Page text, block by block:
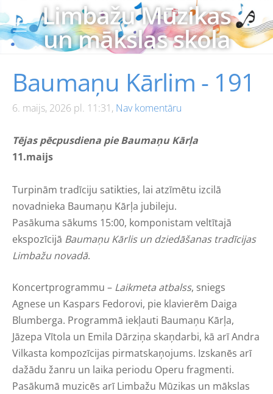
Limbažu Mūzikas
un mākslas skola
Baumaņu Kārlim - 191
6. maijs, 2026 pl. 11:31, Nav komentāru
Tējas pēcpusdiena pie Baumaņu Kārļa
11.maijs
Turpinām tradīciju satikties, lai atzīmētu izcilā
novadnieka Baumaņu Kārļa jubileju.
Pasākuma sākums 15:00, komponistam veltītajā
ekspozīcijā Baumaņu Kārlis un dziedāšanas tradīcijas
Limbažu novadā.
Koncertprogrammu – Laikmeta atbalss, sniegs
Agnese un Kaspars Fedorovi, pie klavierēm Daiga
Blumberga. Programmā iekļauti Baumaņu Kārļa,
Jāzepa Vītola un Emila Dārziņa skaņdarbi, kā arī Andra
Vilkasta kompozīcijas pirmatskaņojums. Izskanēs arī
dažādu žanru un laika periodu Operu fragmenti.
Pasākumā muzicēs arī Limbažu Mūzikas un mākslas